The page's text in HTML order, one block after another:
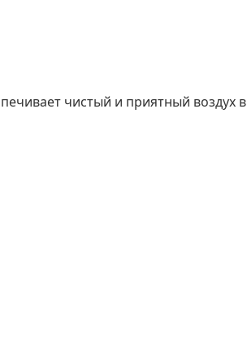
чистый и приятный воздух в